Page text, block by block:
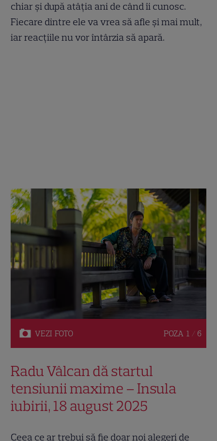
chiar și după atâția ani de când îi cunosc.
Fiecare dintre ele va vrea să afle și mai mult,
iar reacțiile nu vor întârzia să apară.
VEZI FOTO POZA 1 / 6
Radu Vâlcan dă startul
tensiunii maxime – Insula
iubirii, 18 august 2025
Ceea ce ar trebui să fie doar noi alegeri de